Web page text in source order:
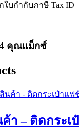
บกำกับภาษี Tax ID
คุณแม็กซ์
า – ติดกระเ